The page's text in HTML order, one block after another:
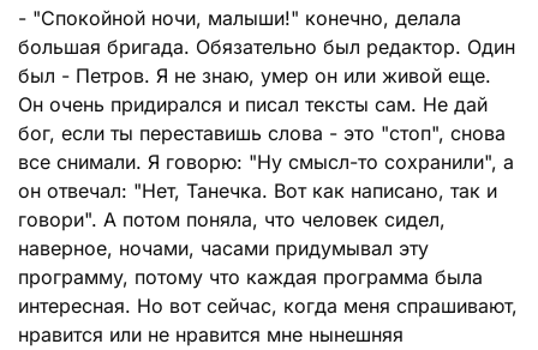
- "Спокойной ночи, малыши!" конечно, делала
большая бригада. Обязательно был редактор. Один
был - Петров. Я не знаю, умер он или живой еще.
Он очень придирался и писал тексты сам. Не дай
бог, если ты переставишь слова - это "стоп", снова
все снимали. Я говорю: "Ну смысл-то сохранили", а
он отвечал: "Нет, Танечка. Вот как написано, так и
говори". А потом поняла, что человек сидел,
наверное, ночами, часами придумывал эту
программу, потому что каждая программа была
интересная. Но вот сейчас, когда меня спрашивают,
нравится или не нравится мне нынешняя